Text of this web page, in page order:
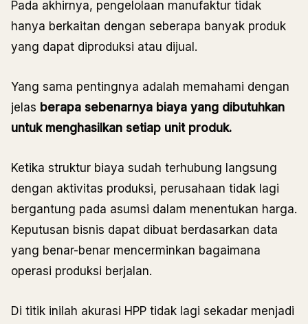
Pada akhirnya, pengelolaan manufaktur tidak
hanya berkaitan dengan seberapa banyak produk
yang dapat diproduksi atau dijual.
Yang sama pentingnya adalah memahami dengan
jelas berapa sebenarnya biaya yang dibutuhkan
untuk menghasilkan setiap unit produk.
Ketika struktur biaya sudah terhubung langsung
dengan aktivitas produksi, perusahaan tidak lagi
bergantung pada asumsi dalam menentukan harga.
Keputusan bisnis dapat dibuat berdasarkan data
yang benar-benar mencerminkan bagaimana
operasi produksi berjalan.
Di titik inilah akurasi HPP tidak lagi sekadar menjadi